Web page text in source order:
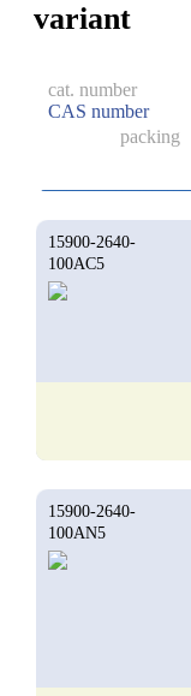
variant
cat. number
CAS number
packing
15900-2640-
100AC5
15900-2640-
100AN5